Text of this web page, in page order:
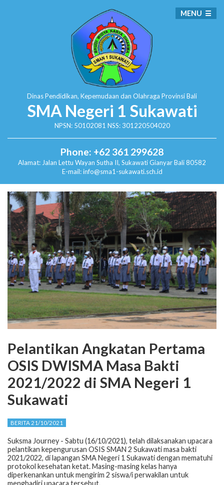
Dinas Pendidikan, Kepemudaan dan Olahraga Provinsi Bali
SMA Negeri 1 Sukawati
NPSN: 50102081 NSS: 301220504020
Phone: +62 361 299628
Alamat: Jalan Lettu Wayan Sutha II, SukawatiGianyar Bali 80582
E-mail: info@sma1-sukawati.sch.id
MENU
Pelantikan Angkatan Pertama
OSIS DWISMA Masa Bakti
2021/2022 di SMA Negeri 1
Sukawati
BERITA 21/10/2021
Suksma Journey - Sabtu (16/10/2021), telah dilaksanakan upacara
pelantikan kepengurusan OSIS SMAN 2 Sukawati masa bakti
2021/2022, di lapangan SMA Negeri 1 Sukawati dengan mematuhi
protokol kesehatan ketat. Masing-masing kelas hanya
diperkenankan untuk mengirim 2 siswa/i perwakilan untuk